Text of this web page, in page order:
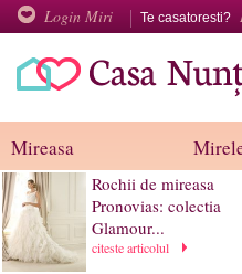
Login Miri Te casatoresti?
Mireasa
Rochii de mireasa
Pronovias: colectia
Glamour...
citeste articolul